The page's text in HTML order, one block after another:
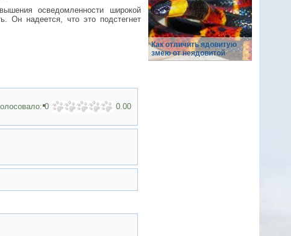
осведомленности широкой
Он надеется, что это подстегнет
0 0.00
Как отличить ядовитую
змею от неядовитой